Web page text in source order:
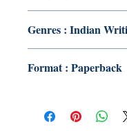
Genres : Indian
Format : Paperback